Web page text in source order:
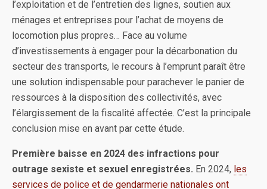
l’exploitation et de l’entretien des lignes, soutien aux
ménages et entreprises pour l’achat de moyens de
locomotion plus propres… Face au volume
d’investissements à engager pour la décarbonation du
secteur des transports, le recours à l’emprunt paraît être
une solution indispensable pour parachever le panier de
ressources à la disposition des collectivités, avec
l’élargissement de la fiscalité affectée. C’est la principale
conclusion mise en avant par cette étude.
Première baisse en 2024 des infractions pour
outrage sexiste et sexuel enregistrées. En 2024, les
services de police et de gendarmerie nationales ont